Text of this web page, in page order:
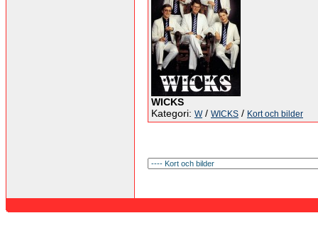
WICKS
Kategori: W/ WICKS / Kort och bilder